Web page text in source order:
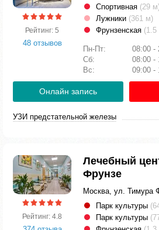
Рейтинг: 5
48 отзывов
Спортивная (29
Лужники (361 м)
Фрунзенская (1.5
Пн-Пт:
08:00 -
Сб:
08:00 -
Вс:
09:00 -
Онлайн запись
УЗИ предстательной железы
Рейтинг: 4.8
Лечебный
Фрунзе
Москва, ул. Тимура
Парк культуры
Парк культуры